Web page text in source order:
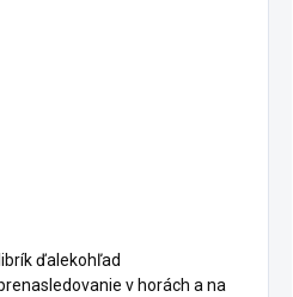
ďalekohľad
v horách a na